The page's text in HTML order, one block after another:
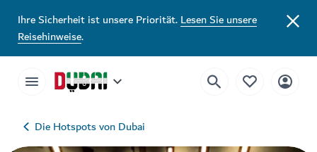
Ihre Sicherheit ist unsere Priorität.Lesen Sie unsere
Reisehinweise.
Die Hotspots von Dubai